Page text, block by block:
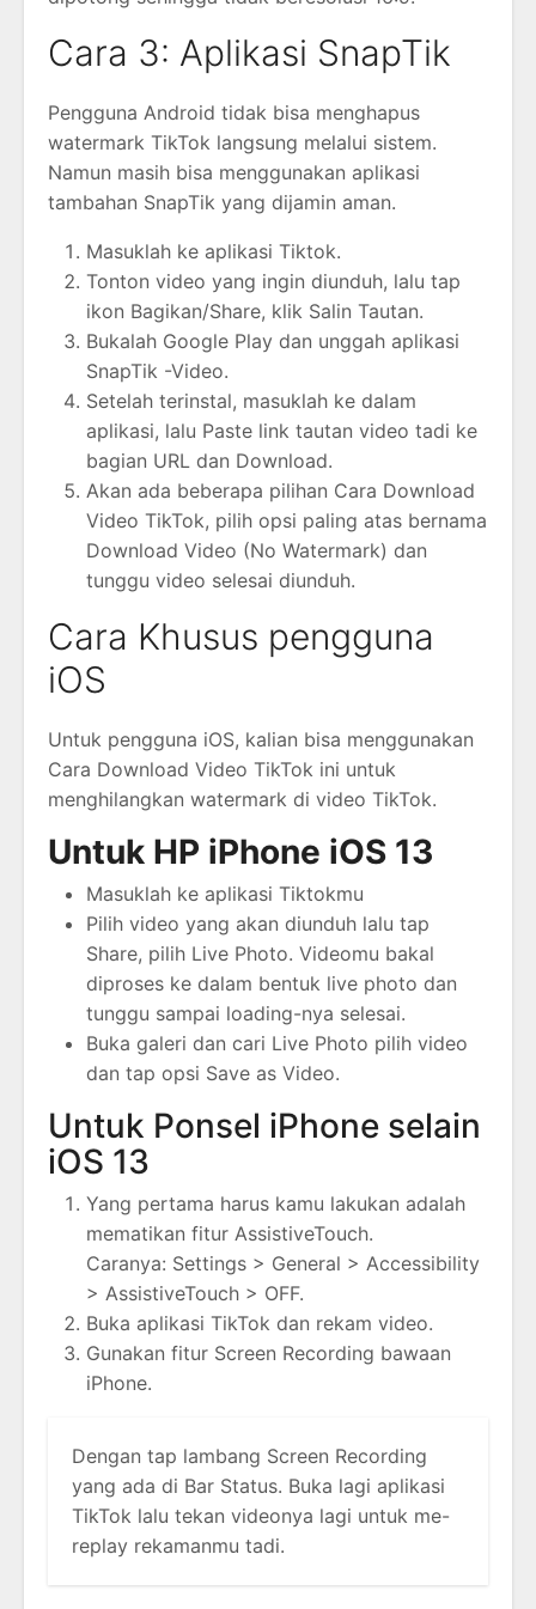
Cara 3: Aplikasi SnapTik
Pengguna Android tidak bisa menghapus
watermark TikTok langsung melalui sistem.
Namun masih bisa menggunakan aplikasi
tambahan SnapTik yang dijamin aman.
Masuklah ke aplikasi Tiktok.
Tonton video yang ingin diunduh, lalu tap
ikon Bagikan/Share, klik Salin Tautan.
Bukalah Google Play dan unggah aplikasi
SnapTik -Video.
Setelah terinstal, masuklah ke dalam
aplikasi, lalu Paste link tautan video tadi ke
bagian URL dan Download.
Akan ada beberapa pilihan Cara Download
Video TikTok, pilih opsi paling atas bernama
Download Video (No Watermark) dan
tunggu video selesai diunduh.
Cara Khusus pengguna
iOS
Untuk pengguna iOS, kalian bisa menggunakan
Cara Download Video TikTok ini untuk
menghilangkan watermark di video TikTok.
Untuk HP iPhone iOS 13
Masuklah ke aplikasi Tiktokmu
Pilih video yang akan diunduh lalu tap
Share, pilih Live Photo. Videomu bakal
diproses ke dalam bentuk live photo dan
tunggu sampai loading-nya selesai.
Buka galeri dan cari Live Photo pilih video
dan tap opsi Save as Video.
Untuk Ponsel iPhone selain
iOS 13
Yang pertama harus kamu lakukan adalah
mematikan fitur AssistiveTouch.
Caranya: Settings > General > Accessibility
> AssistiveTouch > OFF.
Buka aplikasi TikTok dan rekam video.
Gunakan fitur Screen Recording bawaan
iPhone.
Dengan tap lambang Screen Recording
yang ada di Bar Status. Buka lagi aplikasi
TikTok lalu tekan videonya lagi untuk me-
replay rekamanmu tadi.